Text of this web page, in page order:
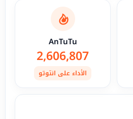
AnTuTu
2,606,807
الأداء على انتوتو